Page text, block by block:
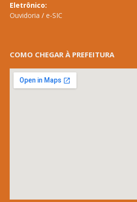
Eletrônico:
Ouvidoria / e-SIC
COMO CHEGAR À PREFEITURA